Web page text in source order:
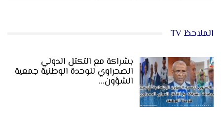
الملاحظ TV
بشراكة مع التكتل الدولي
الصحراوي للوحدة الوطنية جمعية
الشؤون…